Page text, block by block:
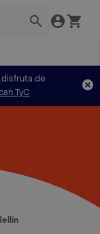
disfruta de
TyC